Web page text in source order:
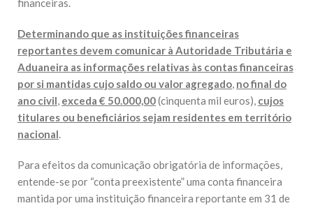
financeiras.
Determinando que as instituições financeiras
reportantes devem comunicar à Autoridade Tributária e
Aduaneira as informações relativas às contas financeiras
por si mantidas cujo saldo ou valor agregado, no final do
ano civil, exceda € 50.000,00(cinquenta mil euros), cujos
titulares ou beneficiários sejam residentes em território
nacional.
Para efeitos da comunicação obrigatória de informações,
entende-se por “conta preexistente” uma conta financeira
mantida por uma instituição financeira reportante em 31 de